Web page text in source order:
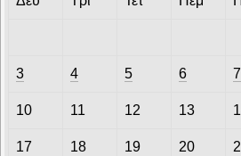
3 4 5 6 7
10 11 12 13
17 18 19 20